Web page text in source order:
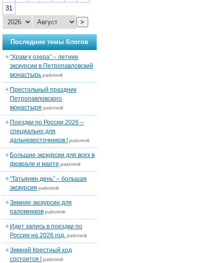
31
>
Последние темы блогов
“Храм у озера” – летние
экскурсии в Петропавловский
монастырь palomnik
Престольный праздник
Петропавловского
монастыря palomnik
Поездки по России 2026 –
специально для
дальневосточников ! palomnik
Большие экскурсии для всех в
феврале и марте palomnik
“Татьянин день” – большая
экскурсия palomnik
Зимние экскурсии для
паломников palomnik
Идет запись в поездки по
России на 2026 год. palomnik
Зимний Крестный ход
состоится ! palomnik